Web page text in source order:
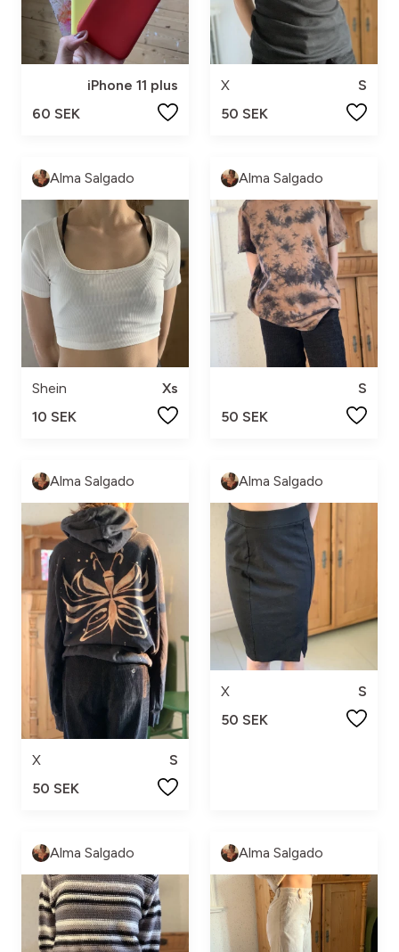
iPhone 11 plus
60 SEK
X
S
50 SEK
Alma Salgado
Shein
Xs
10 SEK
Alma Salgado
S
50 SEK
Alma Salgado
X
S
50 SEK
Alma Salgado
X
S
50 SEK
Alma Salgado Alma Salgado